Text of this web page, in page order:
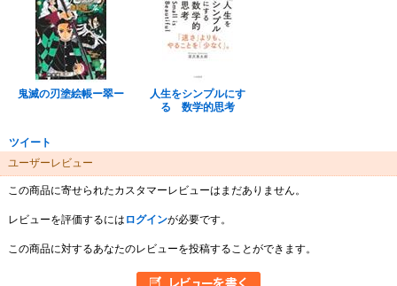
鬼滅の刃塗絵帳ー翠ー
人生をシンプルにす
る 数学的思考
ツイート
ユーザーレビュー
この商品に寄せられたカスタマーレビューはまだありません。
レビューを評価するには ログインが必要です。
この商品に対するあなたのレビューを投稿することができます。